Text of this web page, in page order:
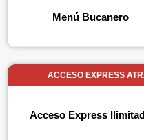
Menú Bucanero
ACCESO EXPRESS
Acceso Express